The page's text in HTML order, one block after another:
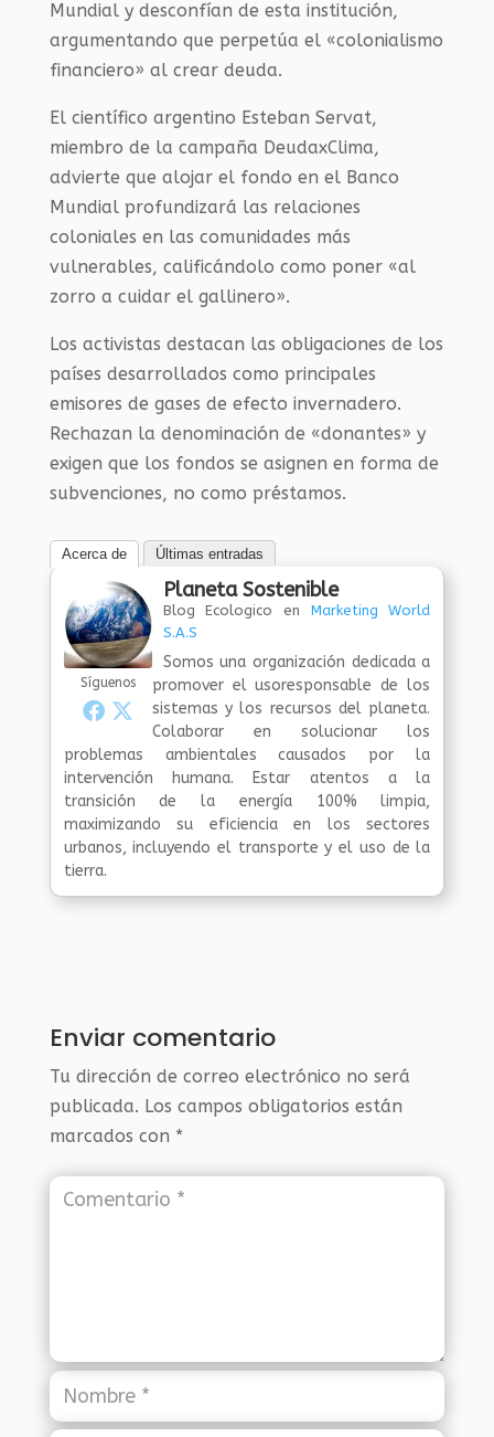
Mundial y desconfían de esta institución,
argumentando que perpetúa el «colonialismo
financiero» al crear deuda.
El científico argentino Esteban Servat,
miembro de la campaña DeudaxClima,
advierte que alojar el fondo en el Banco
Mundial profundizará las relaciones
coloniales en las comunidades más
vulnerables, calificándolo como poner «al
zorro a cuidar el gallinero».
Los activistas destacan las obligaciones de los
países desarrollados como principales
emisores de gases de efecto invernadero.
Rechazan la denominación de «donantes» y
exigen que los fondos se asignen en forma de
subvenciones, no como préstamos.
Acerca de Últimas entradas
Síguenos
Planeta Sostenible
Blog Ecologico en Marketing World
S.A.S
Somos una organización dedicada a
promover el usoresponsable de los
sistemas y los recursos del planeta.
Colaborar en solucionar los
problemas ambientales causados por la
intervención humana. Estar atentos a la
transición de la energía 100% limpia,
maximizando su eficiencia en los sectores
urbanos, incluyendo el transporte y el uso de la
tierra.
Enviar comentario
Tu dirección de correo electrónico no será
publicada. Los campos obligatorios están
marcados con *